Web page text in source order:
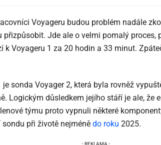
Voyageru budou problém nadále
přizpůsobit. Jde ale o velmi pomalý proces,
k Voyageru 1 za 20 hodin a 33 minut.
sonda Voyager 2, která byla rovněž
Logickým důsledkem jejího stáří je ale, že
týmu proto vypnuli některé
při životě nejméně do roku 2025.